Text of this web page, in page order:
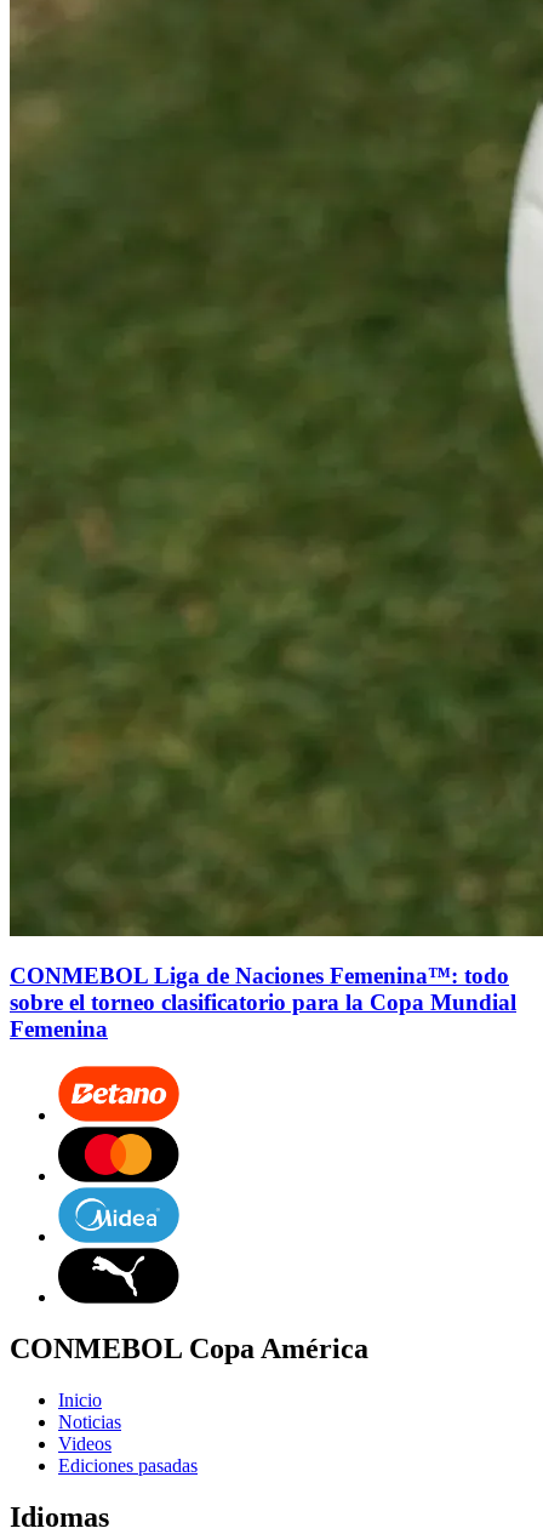
CONMEBOL Liga de Naciones Femenina™: todo
sobre el torneo clasificatorio para la Copa Mundial
Femenina
CONMEBOL Copa América
Inicio
Noticias
Videos
Ediciones pasadas
Idiomas